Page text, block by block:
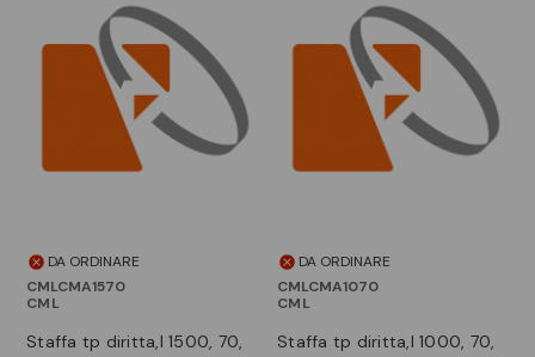
DA ORDINARE
CMLCMA1570
CML
staffa tp diritta,l 1500, 70,
DA ORDINARE
CMLCMA1070
CML
staffa tp diritta,l 1000, 70,